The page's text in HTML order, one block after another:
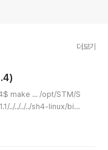
더보기
make ... /opt/STM/S
../../../../sh4-linux/bin/
`main': vlc.c: